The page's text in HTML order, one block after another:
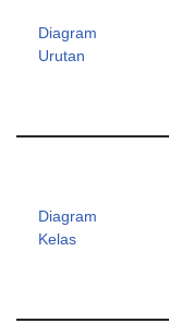
Diagram
Urutan
Diagram
Kelas